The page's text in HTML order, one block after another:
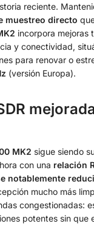
reciente.
muestreo directo
incorpora mejoras
y conectividad,
para renovar o
(versión Europa).
MK2 sigue siendo
con una relación
notablemente
mucho más
congestionadas:
potentes sin que